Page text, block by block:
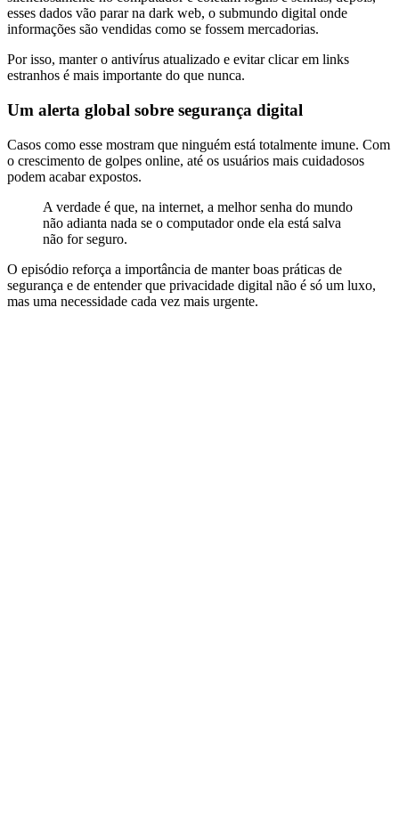
esses dados vão parar na dark web, o submundo digital onde
informações são vendidas como se fossem mercadorias.
Por isso, manter o antivírus atualizado e evitar clicar em links
estranhos é mais importante do que nunca.
Um alerta global sobre segurança digital
Casos como esse mostram que ninguém está totalmente imune. Com
o crescimento de golpes online, até os usuários mais cuidadosos
podem acabar expostos.
A verdade é que, na internet, a melhor senha do mundo
não adianta nada se o computador onde ela está salva
não for seguro.
O episódio reforça a importância de manter boas práticas de
segurança e de entender que privacidade digital não é só um luxo,
mas uma necessidade cada vez mais urgente.